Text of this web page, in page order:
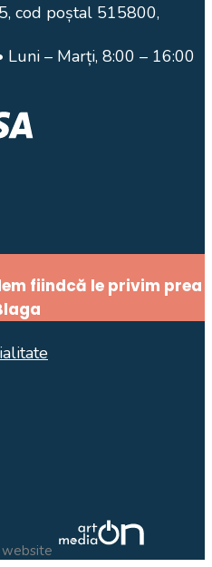
cod poștal 515800,
Luni – Marți, 8:00 – 16:00
fiindcă le privim prea
website